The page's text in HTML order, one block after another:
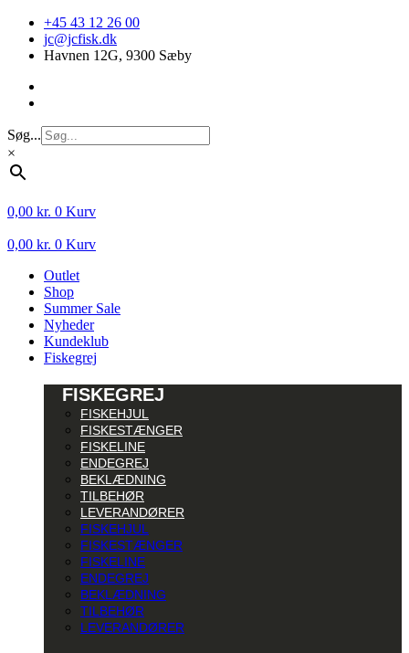
Videre
indhold
+45 43 12 26 00
jc@jcfisk.dk
Havnen 12G, 9300 Sæby
Søg...
×
0,00 kr. 0 Kurv
0,00 kr. 0 Kurv
Outlet
Shop
Summer Sale
Nyheder
Kundeklub
Fiskegrej
FISKEGREJ
FISKEHJUL
FISKESTÆNGER
FISKELINE
ENDEGREJ
BEKLÆDNING
TILBEHØR
LEVERANDØRER
FISKEHJUL
FISKESTÆNGER
FISKELINE
ENDEGREJ
BEKLÆDNING
TILBEHØR
LEVERANDØRER